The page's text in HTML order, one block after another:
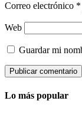
Correo electrónico *
Web
Guardar mi
Lo más popular